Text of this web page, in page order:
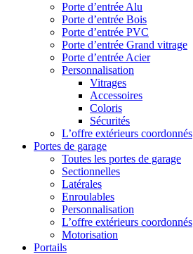
Porte d’entrée Alu
Porte d’entrée Bois
Porte d’entrée PVC
Porte d’entrée Grand vitrage
Porte d’entrée Acier
Personnalisation
Vitrages
Accessoires
Coloris
Sécurités
L’offre extérieurs coordonnés
Portes de garage
Toutes les portes de garage
Sectionnelles
Latérales
Enroulables
Personnalisation
L’offre extérieurs coordonnés
Motorisation
Portails